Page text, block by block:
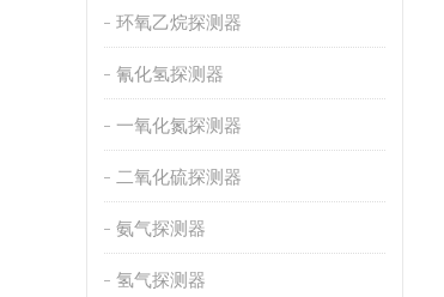
环氧乙烷探测器
氰化氢探测器
一氧化氮探测器
二氧化硫探测器
氨气探测器
氢气探测器